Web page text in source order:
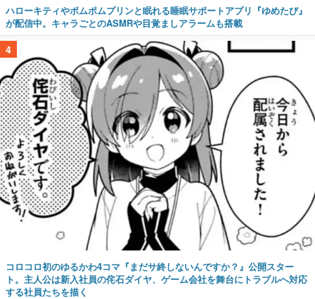
ハローキティやポムポムプリンと眠れる睡眠サポートアプリ『ゆめたび』
が配信中。キャラごとのASMRや目覚ましアラームも搭載
4
コロコロ初のゆるかわ4コマ『まだサ終しないんですか？』公開スター
ト。主人公は新入社員の侘石ダイヤ、ゲーム会社を舞台にトラブルへ対応
する社員たちを描く